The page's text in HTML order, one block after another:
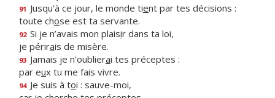
91 Jusqu’à ce jour, le monde tient par tes décisions :
toute chose est ta servante.
92 Si je n’avais mon plaisir dans ta loi,
je périrais de misère.
93 Jamais je n’oublierai tes préceptes :
par eux tu me fais vivre.
94 Je suis à toi : sauve-moi,